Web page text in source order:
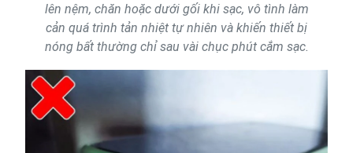
lên nệm, chăn hoặc dưới gối khi sạc, vô tình làm
cản quá trình tản nhiệt tự nhiên và khiến thiết bị
nóng bất thường chỉ sau vài chục phút cắm sạc.